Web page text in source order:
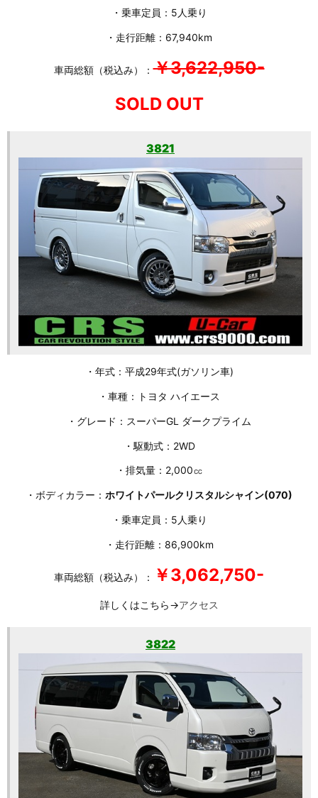
・乗車定員：5人乗り
・走行距離：67,940km
車両総額（税込み）：￥3,622,950-
SOLD OUT
3821
・年式：平成29年式(ガソリン車)
・車種：トヨタ ハイエース
・グレード：スーパーGL ダークプライム
・駆動式：2WD
・排気量：2,000㏄
・ボディカラー： ホワイトパールクリスタルシャイン(070)
・乗車定員：5人乗り
・走行距離：86,900km
車両総額（税込み）： ￥3,062,750-
詳しくはこちら→アクセス
3822